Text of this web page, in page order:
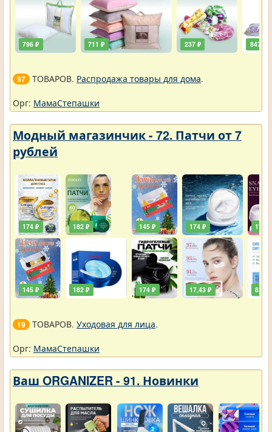
796 ₽ 711 ₽ 237 ₽ 847 ₽
97 ТОВАРОВ. Распродажа товары для дома.
Орг: МамаСтепашки
Модный магазинчик - 72. Патчи от 7
рублей
174 ₽
145 ₽
182 ₽
182 ₽
145 ₽
174 ₽
174 ₽
17,43 ₽
174 ₽
8,72
19 ТОВАРОВ. Уходовая для лица.
Орг: МамаСтепашки
Ваш ORGANIZER - 91. Новинки